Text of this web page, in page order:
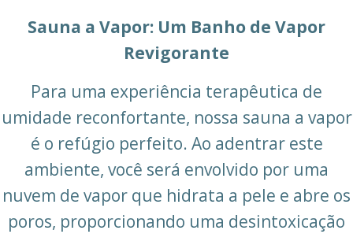
Sauna a Vapor: Um Banho de Vapor
Revigorante
Para uma experiência terapêutica de
umidade reconfortante, nossa sauna a vapor
é o refúgio perfeito. Ao adentrar este
ambiente, você será envolvido por uma
nuvem de vapor que hidrata a pele e abre os
poros, proporcionando uma desintoxicação